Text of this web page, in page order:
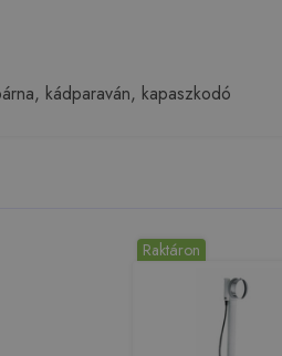
kádparaván, kapaszkodó
Raktáron